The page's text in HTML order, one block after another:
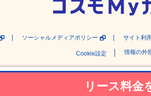
リース料金
ソーシャルメディアポリシー サイト利
Cookie設定 情報の外
© COSMO OIL